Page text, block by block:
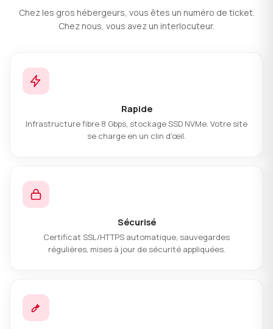
Chez les gros hébergeurs, vous êtes un numéro de ticket.
Chez nous, vous avez un interlocuteur.
Rapide
Infrastructure fibre 8 Gbps, stockage SSD NVMe. Votre site
se charge en un clin d'œil.
Sécurisé
Certificat SSL/HTTPS automatique, sauvegardes
régulières, mises à jour de sécurité appliquées.